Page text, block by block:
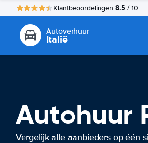
Klantbeoordelingen 8.5 / 10
Autoverhuur
Italië
Autohuur
Vergelijk alle aanbieders op één